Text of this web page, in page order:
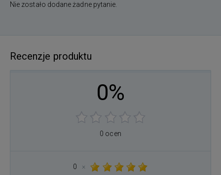
Nie zostało dodane żadne pytanie.
Recenzje produktu
0%
0 ocen
0
×